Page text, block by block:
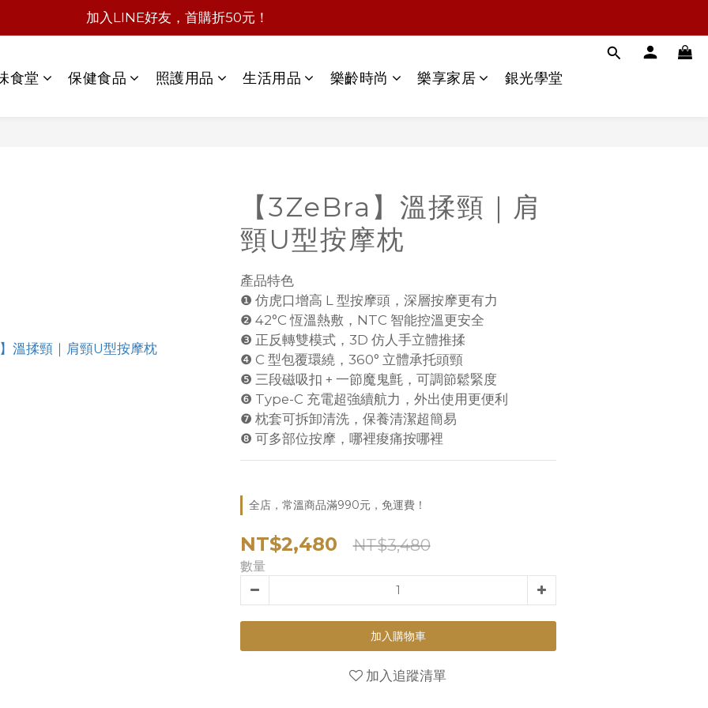
加入LINE好友，首購折50元！
食堂 保健食品 照護用品 生活用品 樂齡時尚 樂享家居 銀光學堂
【3ZeBra】溫揉頸｜肩
頸U型按摩枕
產品特色
❶ 仿虎口增高 L 型按摩頭，深層按摩更有力
❷ 42°C 恆溫熱敷，NTC 智能控溫更安全
❸ 正反轉雙模式，3D 仿人手立體推揉
❹ C 型包覆環繞，360° 立體承托頭頸
❺ 三段磁吸扣 + 一節魔鬼氈，可調節鬆緊度
❻ Type-C 充電超強續航力，外出使用更便利
❼ 枕套可拆卸清洗，保養清潔超簡易
❽ 可多部位按摩，哪裡痠痛按哪裡
全店，常溫商品滿990元，免運費！
NT$2,480 NT$3,480
數量
加入購物車
加入追蹤清單